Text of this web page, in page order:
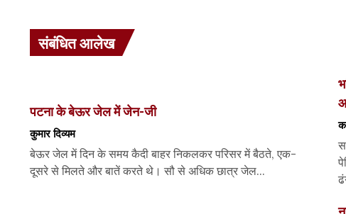
संबंधित आलेख
पटना के बेऊर जेल में जेन-जी
कुमार दिव्यम
बेऊर जेल में दिन के समय कैदी बाहर निकलकर परिसर में बैठते, एक-
दूसरे से मिलते और बातें करते थे। सौ से अधिक छात्र जेल...